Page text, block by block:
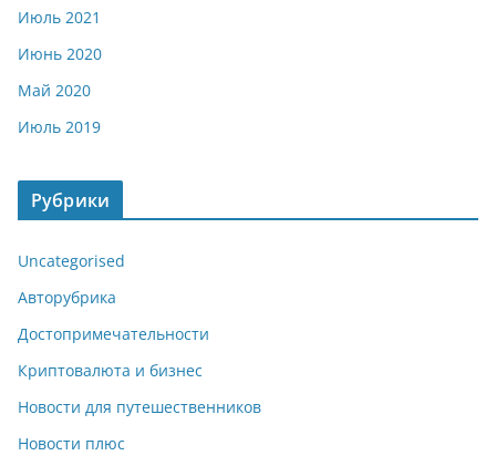
Июль 2021
Июнь 2020
Май 2020
Июль 2019
Рубрики
Uncategorised
Авторубрика
Достопримечательности
Криптовалюта и бизнес
Новости для путешественников
Новости плюс